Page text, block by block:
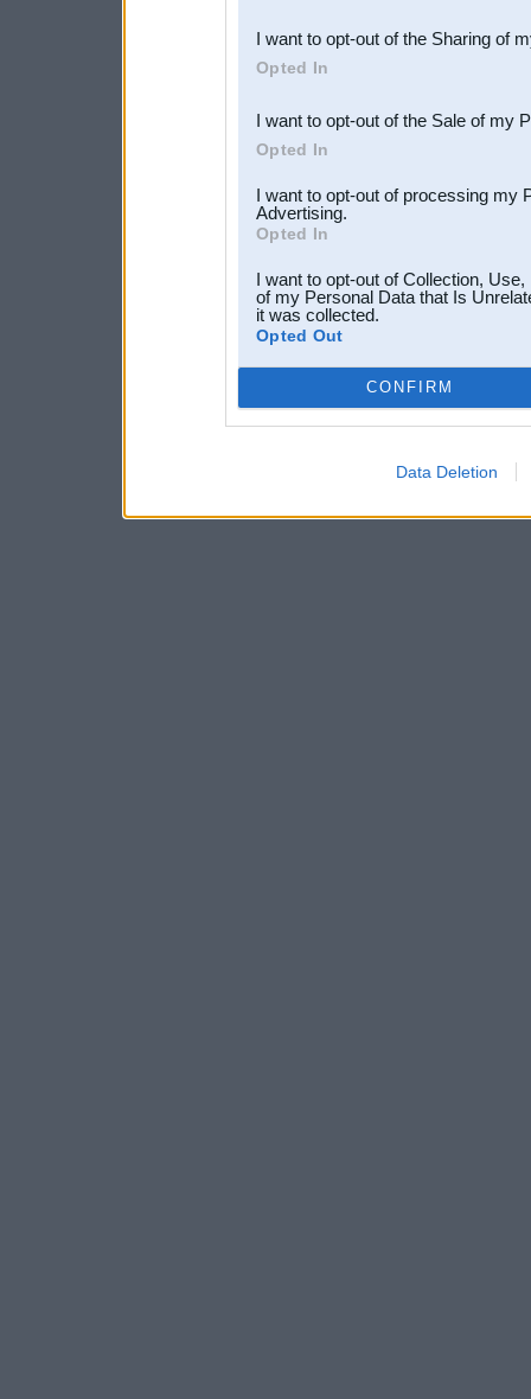
Downstream Participants
third parties.
I want to opt-out of the Sharing of
Opted In
I want to opt-out of the Sale of my
Opted In
I want to opt-out of processing my
Advertising.
Opted In
I want to opt-out of Collection,
of my Personal Data that Is
it was collected.
Opted Out
CONFIRM
Data Deletion